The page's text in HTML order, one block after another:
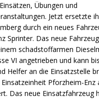
Übungen und
Jetzt ersetzte
durch ein neues
Sprinter. Das neue
schadstoffarmen
VI angetrieben und kann
Helfer an die Einsatzstelle
Pforzheim-Enz
Das neue Einsatzfahrzeug